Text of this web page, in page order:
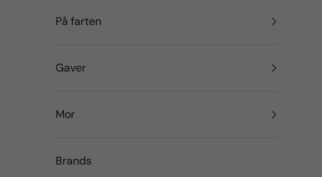
På farten
Gaver
Mor
Brands